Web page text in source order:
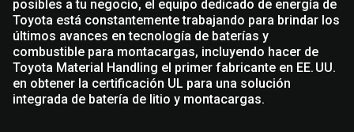
posibles a tu negocio, el equipo dedicado de energía de
Toyota está constantemente trabajando para brindar los
últimos avances en tecnología de baterías y
combustible para montacargas, incluyendo hacer de
Toyota Material Handling el primer fabricante en EE. UU.
en obtener la certificación UL para una solución
integrada de batería de litio y montacargas.